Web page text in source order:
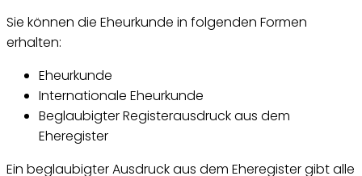
Sie können die Eheurkunde in folgenden Formen
erhalten:
Eheurkunde
Internationale Eheurkunde
Beglaubigter Registerausdruck aus dem
Eheregister
Ein beglaubigter Ausdruck aus dem Eheregister gibt alle